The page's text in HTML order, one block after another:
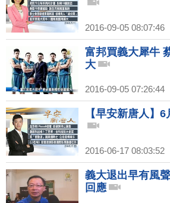
2016-09-05 08:07:46
富邦買義大犀牛
大
2016-09-05 07:26:44
【早安新唐人】
2016-06-17 08:03:52
義大退出早有風
回應